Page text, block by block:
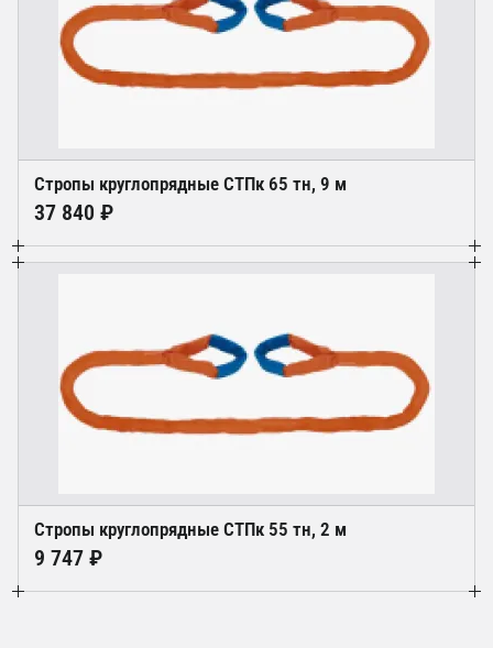
Стропы круглопрядные СТПк 65 тн, 9 м
37 840 ₽
Стропы круглопрядные СТПк 55 тн, 2 м
9 747 ₽